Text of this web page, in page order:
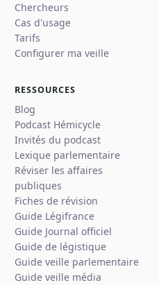
Chercheurs
Cas d'usage
Tarifs
Configurer ma veille
RESSOURCES
Blog
Podcast Hémicycle
Invités du podcast
Lexique parlementaire
Réviser les affaires
publiques
Fiches de révision
Guide Légifrance
Guide Journal officiel
Guide de légistique
Guide veille parlementaire
Guide veille média